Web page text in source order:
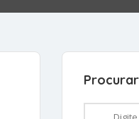
Procurar